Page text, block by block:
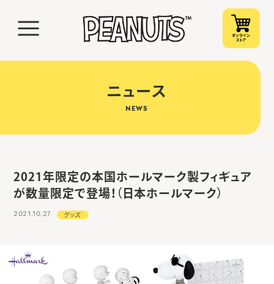
ニュース
NEWS
2021年限定の本国ホールマーク製フィギュア
が数量限定で登場！（日本ホールマーク）
2021.10.27 グッズ